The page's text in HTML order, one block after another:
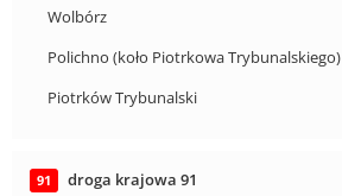
Wolbórz
Polichno (koło Piotrkowa Trybunalskiego)
Piotrków Trybunalski
91
droga krajowa 91